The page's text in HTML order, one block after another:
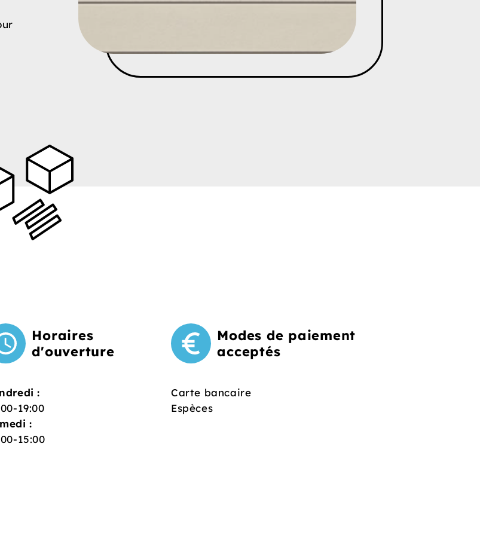
Horaires
d'ouverture
:
19:00
:
15:00
Modes de paiement
acceptés
Carte bancaire
Espèces